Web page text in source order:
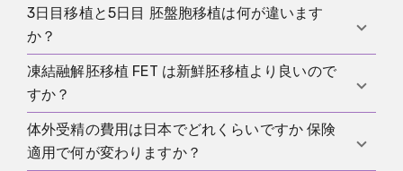
戻す胚の数の方針です。当日は医師の指示に従い、
無理のない範囲で通常の生活に戻る人も多いです。
多胎妊娠のリスクを下げるために単一胚移植を重視
する流れがあります。複数胚移植は妊娠率を上げる
可能性がある一方で、妊娠合併症や早産などのリス
クが上がるため、安全性と期待値のバランスで決め
ます。
3日目移植と5日目 胚盤胞移植は何が違います
か？
3日目移植は分割期胚で早めに戻し、胚盤胞移植は培
養を続けて発育した胚を選んで戻します。どちらが
合うかは胚の数と発育、年齢、既往、ラボ方針など
で変わります。
凍結融解胚移植 FET は新鮮胚移植より良いので
すか？
状況によります。OHSS リスクが高い場合や内膜の
条件を整えたい場合など、凍結融解胚移植が有利に
体外受精の費用は日本でどれくらいですか 保険
適用で何が変わりますか？